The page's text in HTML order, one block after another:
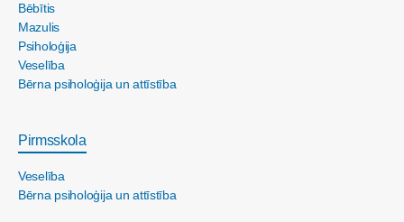
Bēbītis
Mazulis
Psiholoģija
Veselība
Bērna psiholoģija un attīstība
Pirmsskola
Veselība
Bērna psiholoģija un attīstība